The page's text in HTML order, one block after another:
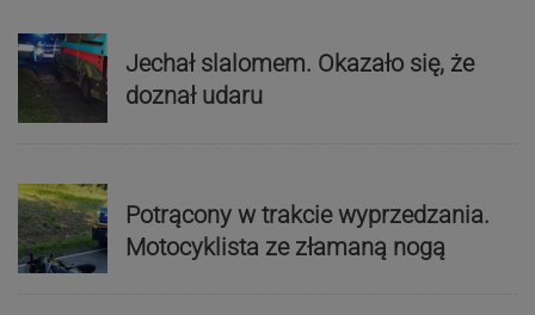
Jechał slalomem. Okazało się, że
doznał udaru
Potrącony w trakcie wyprzedzania.
Motocyklista ze złamaną nogą